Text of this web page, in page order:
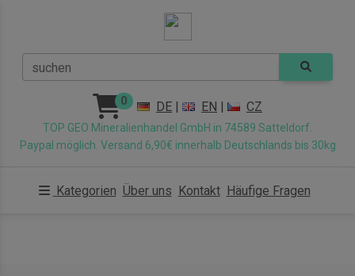
suchen
0 DE | EN | CZ
TOP GEO Mineralienhandel GmbH in 74589 Satteldorf.
Paypal möglich. Versand 6,90€ innerhalb Deutschlands bis 30kg
Kategorien Über uns Kontakt Häufige Fragen